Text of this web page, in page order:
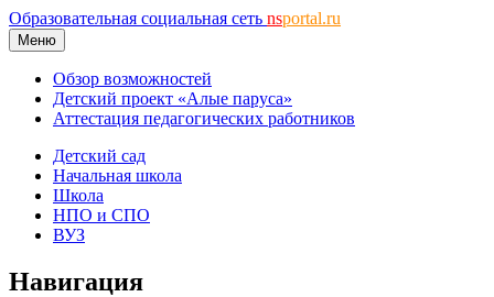
Образовательная социальная сеть nsportal.ru
Меню
Обзор возможностей
Детский проект «Алые паруса»
Аттестация педагогических работников
Детский сад
Начальная школа
Школа
НПО и СПО
ВУЗ
Навигация